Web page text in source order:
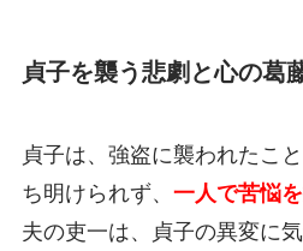
貞子を襲う悲劇と心の葛
貞子は、強盗に襲われたこ
ち明けられず、 一人で苦悩
夫の吏一は、貞子の異変に